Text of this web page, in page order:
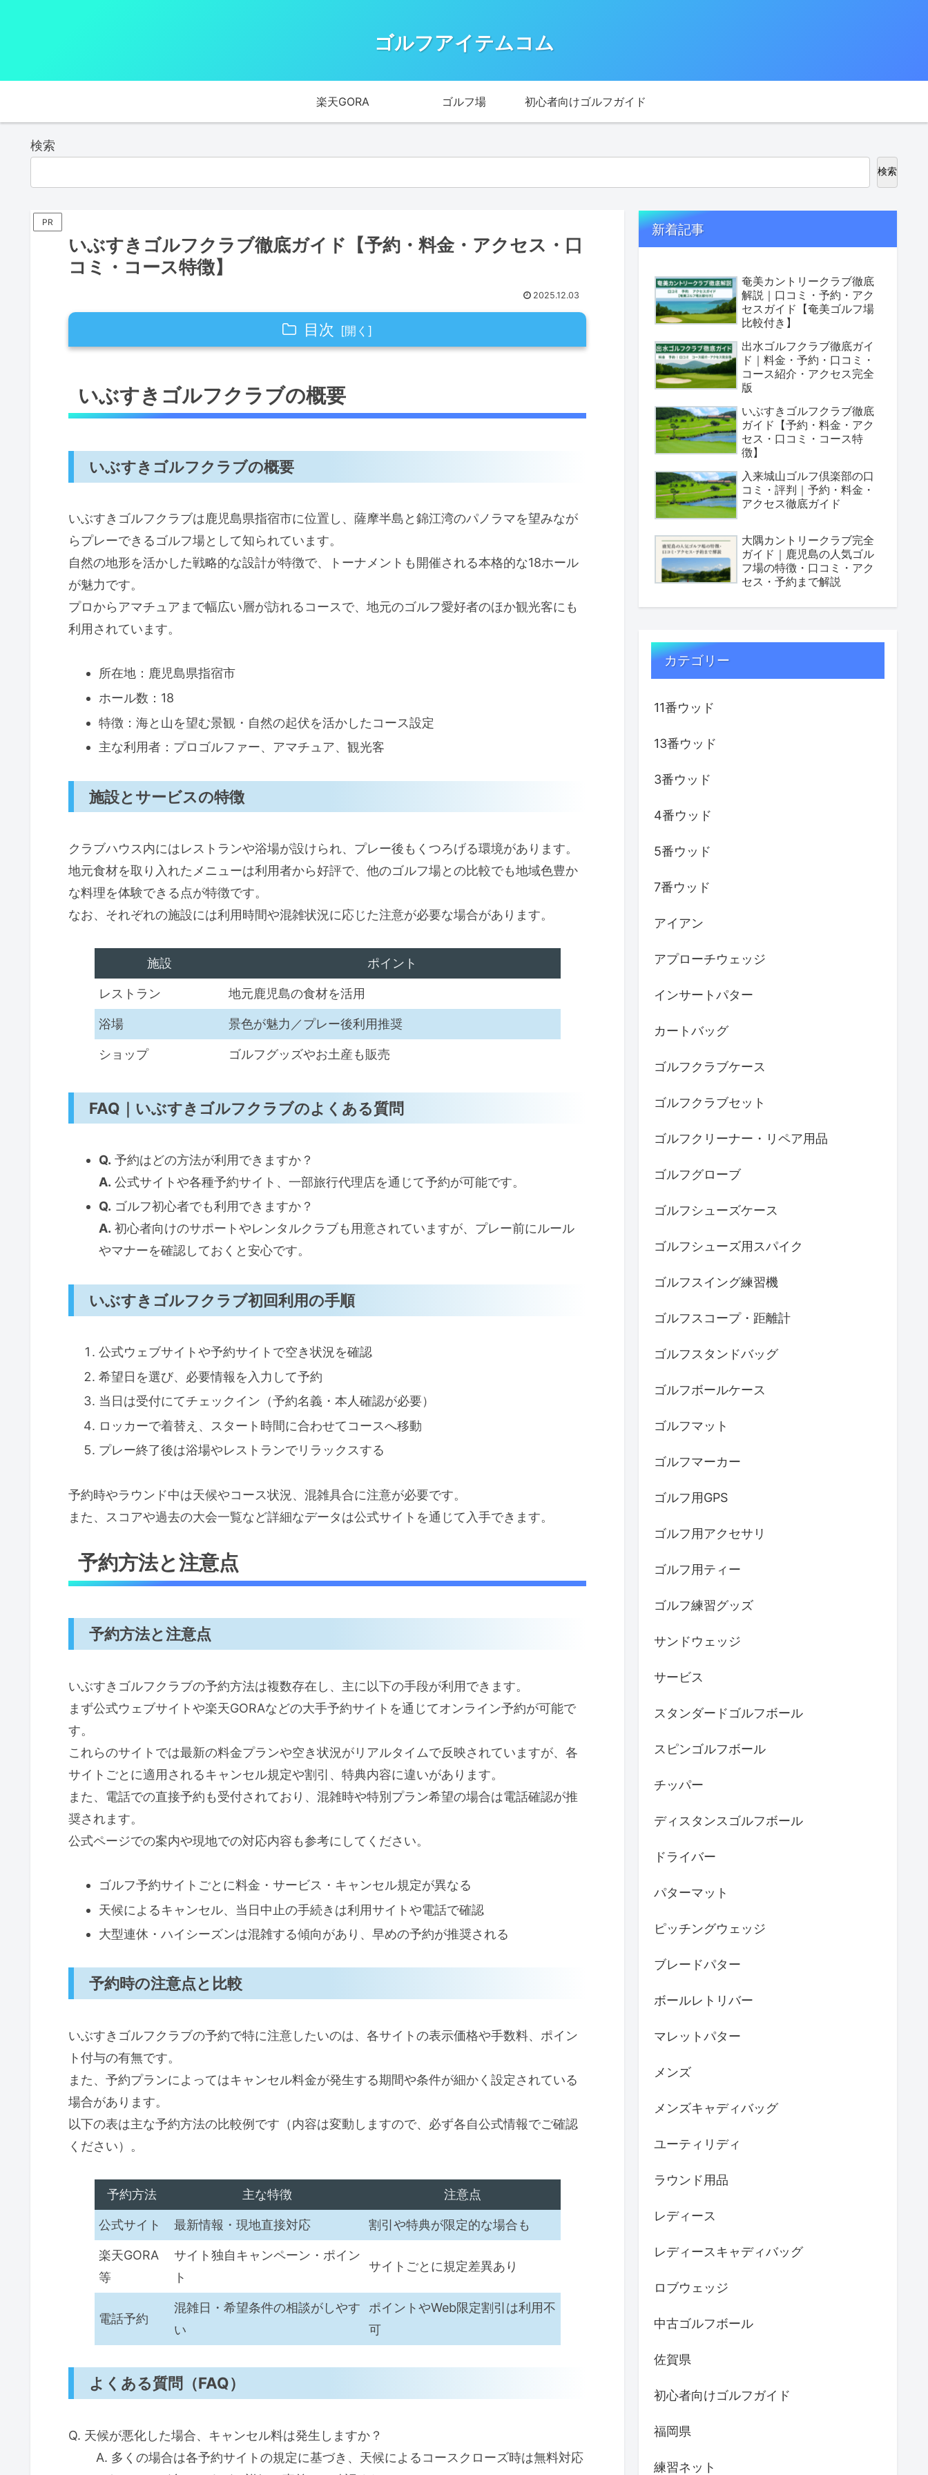
ゴルフアイテムコム
楽天GORA ゴルフ場 初心者向けゴルフガイド
検索
検索
PR
いぶすきゴルフクラブ徹底ガイド【予約・料金・アクセス・口
コミ・コース特徴】
2025.12.03
目次
いぶすきゴルフクラブの概要
施設とサービスの特徴
いぶすきゴルフクラブ初回利用の手順
予約方法と注意点
予約時の注意点と比較
よくある質問（FAQ）
料金と最新キャンペーン情報
割引プランと予約時の注意点
よくある質問（FAQ）
予約とキャンペーン活用の手順
アクセス・交通ガイド
主要なアクセス手段と特徴
アクセス方法の比較
FAQ
HowTo：レンタカーでのアクセス手順
コース特徴と楽しみ方
コース利用のポイント
よくある質問（FAQ）
ラウンド準備の手順
利用者の口コミ・評判
実際の利用例と注意点
快適に楽しむための利用手順
よくある質問（FAQ）
いぶすきゴルフクラブの魅力と特徴
施設・サービス比較と注意点
予約・プレーの流れ（HowTo）
いぶすきゴルフクラブの概要
いぶすきゴルフクラブの概要
いぶすきゴルフクラブは鹿児島県指宿市に位置し、薩摩半島と錦江湾のパノラマを望みなが
らプレーできるゴルフ場として知られています。
自然の地形を活かした戦略的な設計が特徴で、トーナメントも開催される本格的な18ホール
が魅力です。
プロからアマチュアまで幅広い層が訪れるコースで、地元のゴルフ愛好者のほか観光客にも
利用されています。
所在地：鹿児島県指宿市
ホール数：18
特徴：海と山を望む景観・自然の起伏を活かしたコース設定
主な利用者：プロゴルファー、アマチュア、観光客
施設とサービスの特徴
クラブハウス内にはレストランや浴場が設けられ、プレー後もくつろげる環境があります。
地元食材を取り入れたメニューは利用者から好評で、他のゴルフ場との比較でも地域色豊か
な料理を体験できる点が特徴です。
なお、それぞれの施設には利用時間や混雑状況に応じた注意が必要な場合があります。
施設 ポイント
レストラン 地元鹿児島の食材を活用
浴場 景色が魅力／プレー後利用推奨
ショップ ゴルフグッズやお土産も販売
FAQ｜いぶすきゴルフクラブのよくある質問
Q. 予約はどの方法が利用できますか？
A. 公式サイトや各種予約サイト、一部旅行代理店を通じて予約が可能です。
Q. ゴルフ初心者でも利用できますか？
A. 初心者向けのサポートやレンタルクラブも用意されていますが、プレー前にルール
やマナーを確認しておくと安心です。
いぶすきゴルフクラブ初回利用の手順
公式ウェブサイトや予約サイトで空き状況を確認
希望日を選び、必要情報を入力して予約
当日は受付にてチェックイン（予約名義・本人確認が必要）
ロッカーで着替え、スタート時間に合わせてコースへ移動
プレー終了後は浴場やレストランでリラックスする
予約時やラウンド中は天候やコース状況、混雑具合に注意が必要です。
また、スコアや過去の大会一覧など詳細なデータは公式サイトを通じて入手できます。
予約方法と注意点
予約方法と注意点
いぶすきゴルフクラブの予約方法は複数存在し、主に以下の手段が利用できます。
まず公式ウェブサイトや楽天GORAなどの大手予約サイトを通じてオンライン予約が可能で
す。
これらのサイトでは最新の料金プランや空き状況がリアルタイムで反映されていますが、各
サイトごとに適用されるキャンセル規定や割引、特典内容に違いがあります。
また、電話での直接予約も受付されており、混雑時や特別プラン希望の場合は電話確認が推
奨されます。
公式ページでの案内や現地での対応内容も参考にしてください。
ゴルフ予約サイトごとに料金・サービス・キャンセル規定が異なる
天候によるキャンセル、当日中止の手続きは利用サイトや電話で確認
大型連休・ハイシーズンは混雑する傾向があり、早めの予約が推奨される
予約時の注意点と比較
いぶすきゴルフクラブの予約で特に注意したいのは、各サイトの表示価格や手数料、ポイン
ト付与の有無です。
また、予約プランによってはキャンセル料金が発生する期間や条件が細かく設定されている
場合があります。
以下の表は主な予約方法の比較例です（内容は変動しますので、必ず各自公式情報でご確認
ください）。
予約方法 主な特徴 注意点
公式サイト 最新情報・現地直接対応 割引や特典が限定的な場合も
楽天GORA
等
サイト独自キャンペーン・ポイン
ト
サイトごとに規定差異あり
電話予約
混雑日・希望条件の相談がしやす
い
ポイントやWeb限定割引は利用不
可
よくある質問（FAQ）
Q. 天候が悪化した場合、キャンセル料は発生しますか？
A. 多くの場合は各予約サイトの規定に基づき、天候によるコースクローズ時は無料対応
新着記事
奄美カントリークラブ徹底
解説｜口コミ・予約・アク
セスガイド【奄美ゴルフ場
比較付き】
出水ゴルフクラブ徹底ガイ
ド｜料金・予約・口コミ・
コース紹介・アクセス完全
版
いぶすきゴルフクラブ徹底
ガイド【予約・料金・アク
セス・口コミ・コース特
徴】
入来城山ゴルフ倶楽部の口
コミ・評判｜予約・料金・
アクセス徹底ガイド
大隅カントリークラブ完全
ガイド｜鹿児島の人気ゴル
フ場の特徴・口コミ・アク
セス・予約まで解説
カテゴリー
11番ウッド
13番ウッド
3番ウッド
4番ウッド
5番ウッド
7番ウッド
アイアン
アプローチウェッジ
インサートパター
カートバッグ
ゴルフクラブケース
ゴルフクラブセット
ゴルフクリーナー・リペア用品
ゴルフグローブ
ゴルフシューズケース
ゴルフシューズ用スパイク
ゴルフスイング練習機
ゴルフスコープ・距離計
ゴルフスタンドバッグ
ゴルフボールケース
ゴルフマット
ゴルフマーカー
ゴルフ用GPS
ゴルフ用アクセサリ
ゴルフ用ティー
ゴルフ練習グッズ
サンドウェッジ
サービス
スタンダードゴルフボール
スピンゴルフボール
チッパー
ディスタンスゴルフボール
ドライバー
パターマット
ピッチングウェッジ
ブレードパター
ボールレトリバー
マレットパター
メンズ
メンズキャディバッグ
ユーティリディ
ラウンド用品
レディース
レディースキャディバッグ
ロブウェッジ
中古ゴルフボール
佐賀県
初心者向けゴルフガイド
福岡県
練習ネット